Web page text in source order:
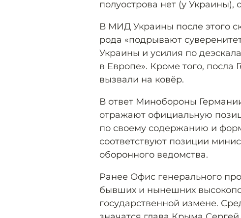
полуострова нет (у Украины),
В МИД Украины после этого
рода «подрывают
Украины и усилия по
в Европе». Кроме того, посла
вызвали на ковёр.
В ответ Минобороны
отражают официальную
по своему содержанию и
соответствуют позиции
оборонного ведомства.
Ранее Офис генерального
бывших и нынешних
государственной измене.